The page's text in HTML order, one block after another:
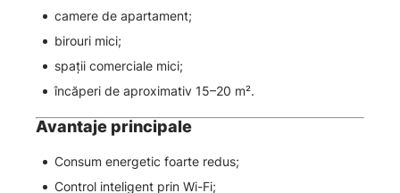
camere de apartament;
birouri mici;
spații comerciale mici;
încăperi de aproximativ 15–20 m².
Avantaje principale
Consum energetic foarte redus;
Control inteligent prin Wi-Fi;